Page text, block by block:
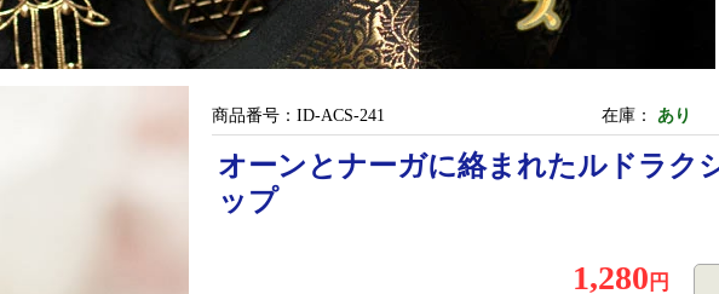
商品番号：ID-ACS-241 在庫： あり
オーンとナーガに絡まれたルドラク
ップ
1,280 円